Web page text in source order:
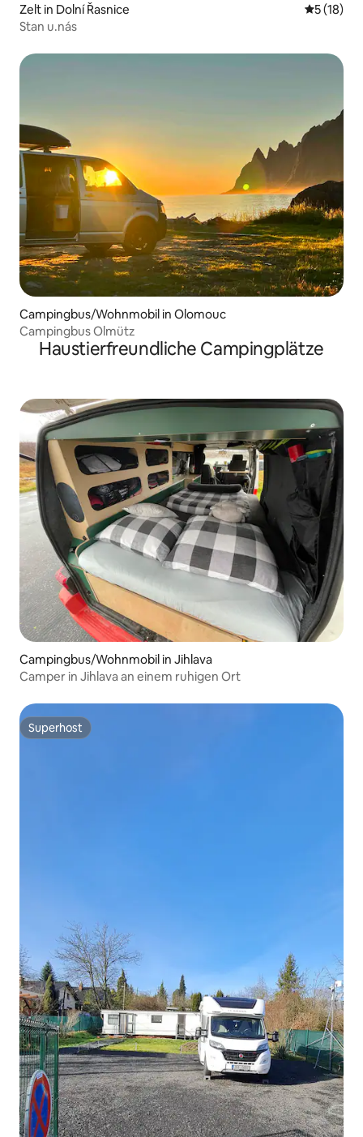
Zelt in Dolní Řasnice
5 (18)
Stan u.nás
Campingbus/Wohnmobil in Olomouc
Campingbus Olmütz
Haustierfreundliche Campingplätze
Campingbus/Wohnmobil in Jihlava
Camper in Jihlava an einem ruhigen Ort
Superhost
Superhost